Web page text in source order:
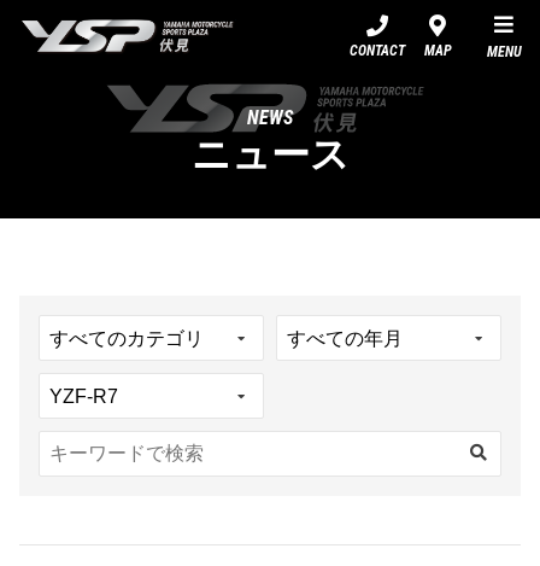
CONTACT MAP MENU
NEWS
ニュース